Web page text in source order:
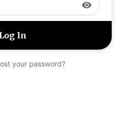
visibility
your password?